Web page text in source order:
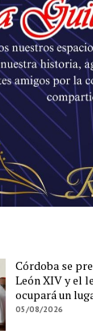
Córdoba se
León XIV y el
ocupará un
05/08/2026